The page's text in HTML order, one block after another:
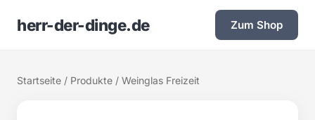
herr-der-dinge.de Zum Shop
Startseite / Produkte / Weinglas Freizeit